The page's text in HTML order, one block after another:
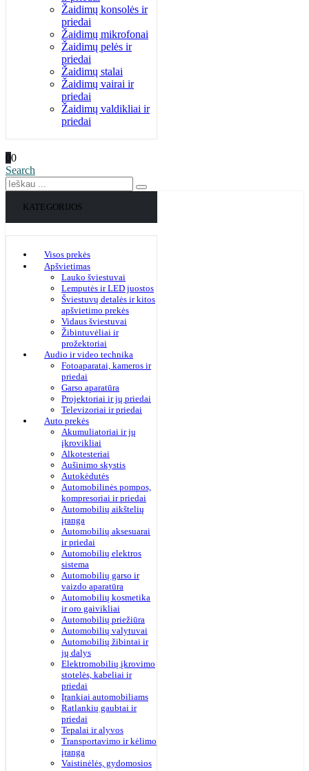
Žaidimų konsolės ir
priedai
Žaidimų mikrofonai
Žaidimų pelės ir
priedai
Žaidimų stalai
Žaidimų vairai ir
priedai
Žaidimų valdikliai ir
priedai
00
Search
KATEGORIJOS
Visos prekės
Apšvietimas
Lauko šviestuvai
Lemputės ir LED juostos
Šviestuvų detalės ir kitos
apšvietimo prekės
Vidaus šviestuvai
Žibintuvėliai ir
prožektoriai
Audio ir video technika
Fotoaparatai, kameros ir
priedai
Garso aparatūra
Projektoriai ir jų priedai
Televizoriai ir priedai
Auto prekės
Akumuliatoriai ir jų
įkrovikliai
Alkotesteriai
Aušinimo skystis
Autokėdutės
Automobilinės pompos,
kompresoriai ir priedai
Automobilių aikštelių
įranga
Automobilių aksesuarai
ir priedai
Automobilių elektros
sistema
Automobilių garso ir
vaizdo aparatūra
Automobilių kosmetika
ir oro gaivikliai
Automobilių priežiūra
Automobilių valytuvai
Automobilių žibintai ir
jų dalys
Elektromobilių įkrovimo
stotelės, kabeliai ir
priedai
Įrankiai automobiliams
Ratlankių gaubtai ir
priedai
Tepalai ir alyvos
Transportavimo ir kėlimo
įranga
Vaistinėlės, gydomosios